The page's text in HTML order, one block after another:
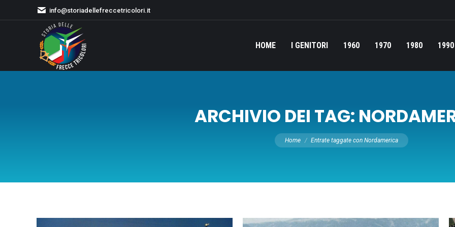
info@storiadellefreccetricolori.it
HOME I GENITORI 1960 1970 1980 1990
ARCHIVIO DEI TAG:
Tu sei qui:
Home Entrate taggate con Nordamerica